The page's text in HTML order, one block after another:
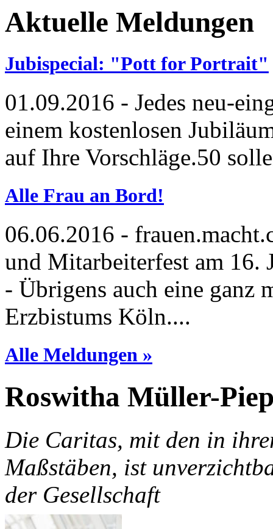
Aktuelle Meldungen
Jubispecial: "Pott for Portrait"
01.09.2016 - Jedes neu-
einem kostenlosen
auf Ihre Vorschläge.50
Alle Frau an Bord!
06.06.2016 -
und Mitarbeiterfest am
- Übrigens auch eine ganz
Erzbistums Köln....
Alle Meldungen »
Roswitha Müller-
Die Caritas, mit den in
Maßstäben, ist
der Gesellschaft